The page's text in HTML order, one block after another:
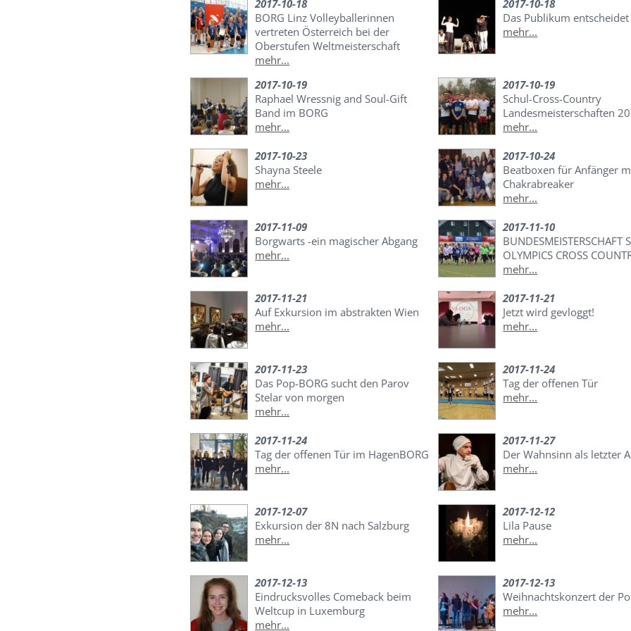
2017-10-18
BORG Linz Volleyballerinnen
vertreten Österreich bei der
Oberstufen Weltmeisterschaft
mehr...
2017-10-18
Das Publikum entscheidet
mehr...
2017-10-19
Raphael Wressnig and Soul-Gift
Band im BORG
mehr...
2017-10-19
Schul-Cross-Country
Landesmeisterschaften
mehr...
2017-10-23
Shayna Steele
mehr...
2017-10-24
Beatboxen für Anfänger
Chakrabreaker
mehr...
2017-11-09
Borgwarts -ein magischer Abgang
mehr...
2017-11-10
BUNDESMEISTERSCHAFT
OLYMPICS CROSS
mehr...
2017-11-21
Auf Exkursion im abstrakten Wien
mehr...
2017-11-21
Jetzt wird gevloggt!
mehr...
2017-11-23
Das Pop-BORG sucht den Parov
Stelar von morgen
mehr...
2017-11-24
Tag der offenen Tür
mehr...
2017-11-24
Tag der offenen Tür im HagenBORG
mehr...
2017-11-27
Der Wahnsinn als letzter
mehr...
2017-12-07
Exkursion der 8N nach Salzburg
mehr...
2017-12-12
Lila Pause
mehr...
2017-12-13
Eindrucksvolles Comeback beim
Weltcup in Luxemburg
mehr...
2017-12-13
Weihnachtskonzert der
mehr...